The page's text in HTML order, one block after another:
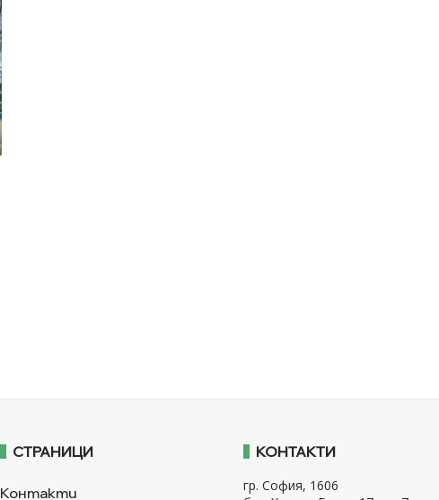
СТРАНИЦИ
Контакти
КОНТАКТИ
гр. София, 1606